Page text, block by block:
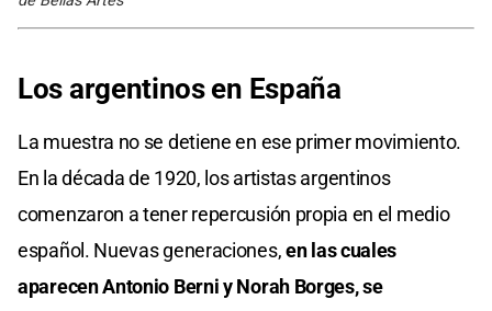
Los argentinos en España
La muestra no se detiene en ese primer movimiento.
En la década de 1920, los artistas argentinos
comenzaron a tener repercusión propia en el medio
español. Nuevas generaciones,en las cuales
aparecen Antonio Berni y Norah Borges, se